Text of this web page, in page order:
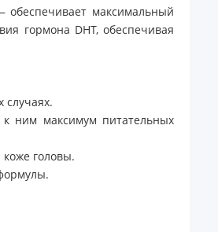
максимальный
гормона DHT, обеспечивая
к ним максимум питательных
головы.